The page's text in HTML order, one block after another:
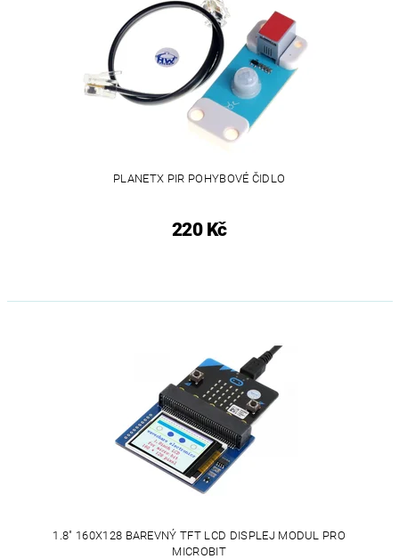
PLANETX PIR POHYBOVÉ ČIDLO
220 Kč
1.8" 160X128 BAREVNÝ TFT LCD DISPLEJ MODUL PRO
MICROBIT